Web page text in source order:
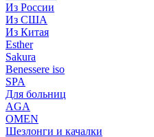
Из России
Из США
Из Китая
Esther
Sakura
Benessere iso
SPA
Для больниц
AGA
OMEN
Шезлонги и качалки